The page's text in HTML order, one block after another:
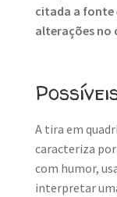
citada a fonte
alterações no
A tira em
caracteriza
com humor,
interpretar